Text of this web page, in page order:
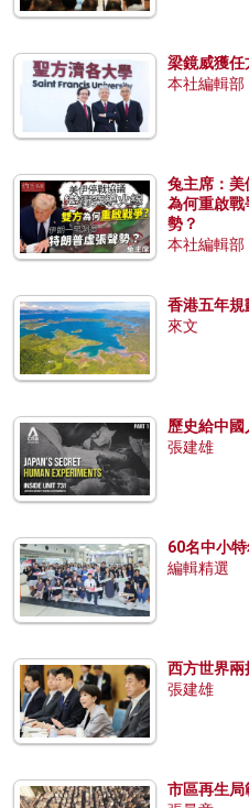
梁鏡威獲任
本社編輯部
兔主席：美
為何重啟戰
勢？
本社編輯部
香港五年規
來文
歷史給中
張建雄
60名中小
編輯精選
西方世界兩
張建雄
市區再生